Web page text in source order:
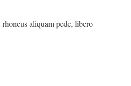
aliquam pede, libero